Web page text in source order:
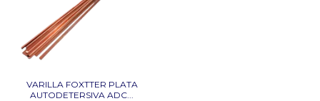
VARILLA FOXTTER PLATA
AUTODETERSIVA ADC...